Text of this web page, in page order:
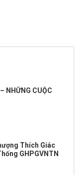
NHỮNG CUỘC
Thích Giác
GHPGVNTN